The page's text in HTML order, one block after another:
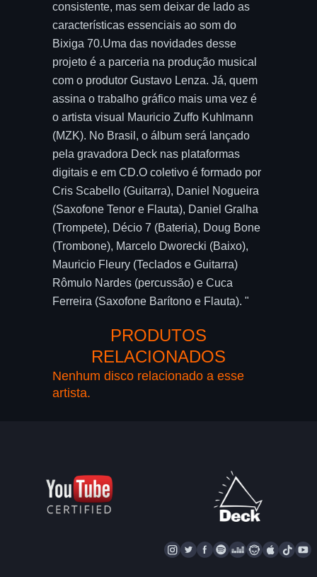
consistente, mas sem deixar de lado as
características essenciais ao som do
Bixiga 70.Uma das novidades desse
projeto é a parceria na produção musical
com o produtor Gustavo Lenza. Já, quem
assina o trabalho gráfico mais uma vez é
o artista visual Mauricio Zuffo Kuhlmann
(MZK). No Brasil, o álbum será lançado
pela gravadora Deck nas plataformas
digitais e em CD.O coletivo é formado por
Cris Scabello (Guitarra), Daniel Nogueira
(Saxofone Tenor e Flauta), Daniel Gralha
(Trompete), Décio 7 (Bateria), Doug Bone
(Trombone), Marcelo Dworecki (Baixo),
Mauricio Fleury (Teclados e Guitarra)
Rômulo Nardes (percussão) e Cuca
Ferreira (Saxofone Barítono e Flauta). "
PRODUTOS
RELACIONADOS
Nenhum disco relacionado a esse
artista.
I
N
T
W
F
A
S
P
D
E
N
A
A
P
T